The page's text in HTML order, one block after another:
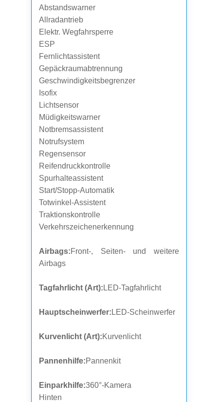
Abstandswarner
Allradantrieb
Elektr. Wegfahrsperre
ESP
Fernlichtassistent
Gepäckraumabtrennung
Geschwindigkeitsbegrenzer
Isofix
Lichtsensor
Müdigkeitswarner
Notbremsassistent
Notrufsystem
Regensensor
Reifendruckkontrolle
Spurhalteassistent
Start/Stopp-Automatik
Totwinkel-Assistent
Traktionskontrolle
Verkehrszeichenerkennung
Airbags:Front-, Seiten- und weitere
Airbags
Tagfahrlicht (Art): LED-Tagfahrlicht
Hauptscheinwerfer: LED-Scheinwerfer
Kurvenlicht (Art):Kurvenlicht
Pannenhilfe:Pannenkit
Einparkhilfe:360°-Kamera
Hinten